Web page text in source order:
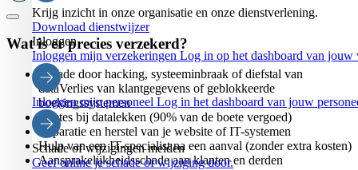
Krijg inzicht in onze organisatie en onze dienstverlening.
Download dienstwijzer
Inloggen
Inloggen mijn verzekeringen Log in op het dashboard van jouw
Inloggen mijn personeel Log in het dashboard van jouw
Schade of wijzigingen melden
Geef online je schade of wijziging door.
Wat is er precies verzekerd?
Schade door hacking, systeeminbraak of diefstal van
dataVerlies van klantgegevens of geblokkeerde
boekingssystemen
Boetes bij datalekken (90% van de boete vergoed)
Reparatie en herstel van je website of IT-systemen
Hulp van een IT-specialist na een aanval (zonder extra kosten)
Aansprakelijkheidsschade aan klanten en derden